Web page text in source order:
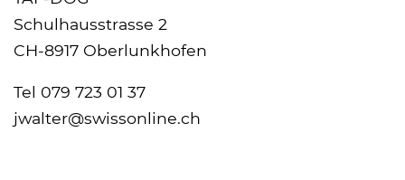
Schulhausstrasse 2
CH-8917 Oberlunkhofen
Tel 079 723 01 37
jwalter@swissonline.ch